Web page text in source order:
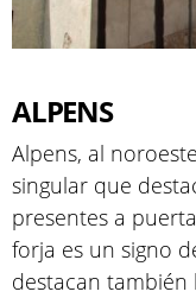
ALPENS
Alpens, al
singular que
presentes a
forja es un signo
destacan también